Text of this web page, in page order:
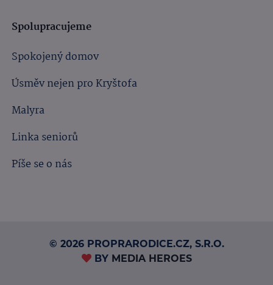
Spolupracujeme
Spokojený domov
Úsměv nejen pro Kryštofa
Malyra
Linka seniorů
Píše se o nás
© 2026 PROPRARODICE.CZ, S.R.O.
BY MEDIA HEROES